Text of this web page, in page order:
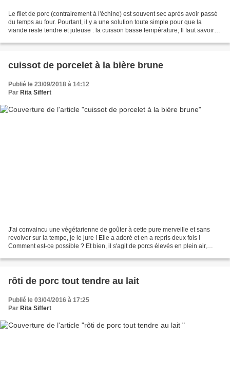
Le filet de porc (contrairement à l'échine) est souvent sec après avoir passé
du temps au four. Pourtant, il y a une solution toute simple pour que la
viande reste tendre et juteuse : la cuisson basse température; Il faut savoir
cuissot de porcelet à la bière brune
Publié le 23/09/2018 à 14:12
Par Rita Siffert
J'ai convaincu une végétarienne de goûter à cette pure merveille et sans
revolver sur la tempe, je le jure ! Elle a adoré et en a repris deux fois !
Comment est-ce possible ? Et bien, il s'agit de porcs élevés en plein air,
rôti de porc tout tendre au lait
Publié le 03/04/2016 à 17:25
Par Rita Siffert